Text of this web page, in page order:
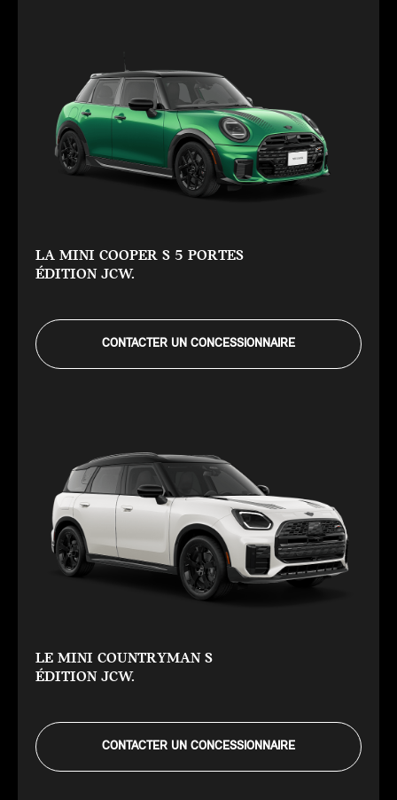
LA MINI COOPER S 5 PORTES
ÉDITION JCW.
CONTACTER UN CONCESSIONNAIRE
LE MINI COUNTRYMAN S
ÉDITION JCW.
CONTACTER UN CONCESSIONNAIRE